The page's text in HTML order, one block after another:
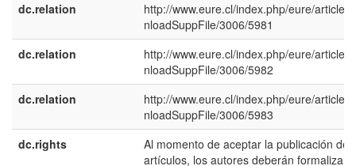
dc.relation
http://www.eure.cl/index.php/eure/article/
nloadSuppFile/3006/5981
dc.relation
http://www.eure.cl/index.php/eure/article/
nloadSuppFile/3006/5982
dc.relation
http://www.eure.cl/index.php/eure/article/
nloadSuppFile/3006/5983
dc.rights
Al momento de aceptar la publicación de
artículos, los autores deberán formalizar